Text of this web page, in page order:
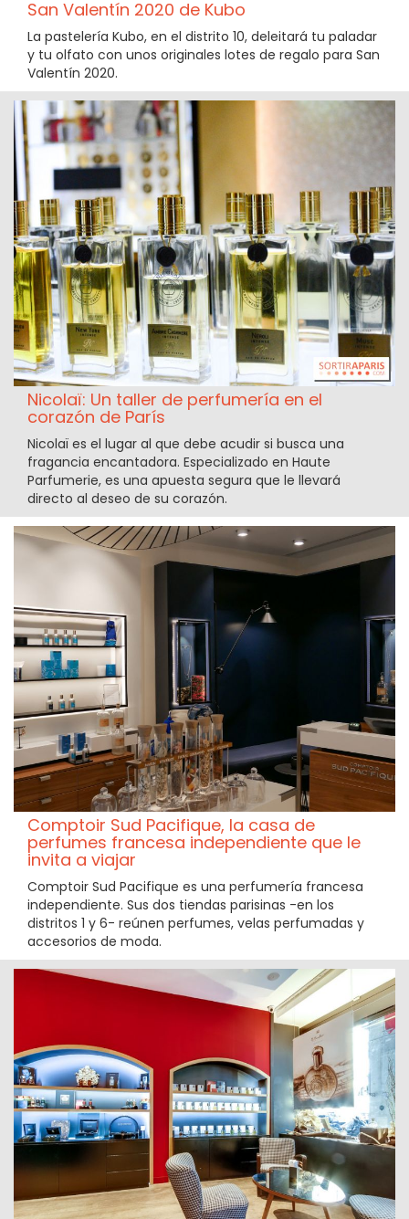
San Valentín 2020 de Kubo
La pastelería Kubo, en el distrito 10, deleitará tu paladar
y tu olfato con unos originales lotes de regalo para San
Valentín 2020.
Nicolaï: Un taller de perfumería en el
corazón de París
Nicolaï es el lugar al que debe acudir si busca una
fragancia encantadora. Especializado en Haute
Parfumerie, es una apuesta segura que le llevará
directo al deseo de su corazón.
Comptoir Sud Pacifique, la casa de
perfumes francesa independiente que le
invita a viajar
Comptoir Sud Pacifique es una perfumería francesa
independiente. Sus dos tiendas parisinas -en los
distritos 1 y 6- reúnen perfumes, velas perfumadas y
accesorios de moda.